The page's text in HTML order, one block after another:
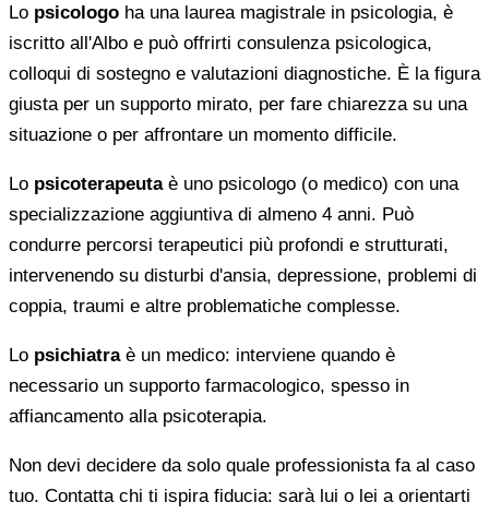
Lo psicologo ha una laurea magistrale in psicologia, è
iscritto all'Albo e può offrirti consulenza psicologica,
colloqui di sostegno e valutazioni diagnostiche. È la figura
giusta per un supporto mirato, per fare chiarezza su una
situazione o per affrontare un momento difficile.
Lo psicoterapeutaè uno psicologo (o medico) con una
specializzazione aggiuntiva di almeno 4 anni. Può
condurre percorsi terapeutici più profondi e strutturati,
intervenendo su disturbi d'ansia, depressione, problemi di
coppia, traumi e altre problematiche complesse.
Lo psichiatraè un medico: interviene quando è
necessario un supporto farmacologico, spesso in
affiancamento alla psicoterapia.
Non devi decidere da solo quale professionista fa al caso
tuo. Contatta chi ti ispira fiducia: sarà lui o lei a orientarti